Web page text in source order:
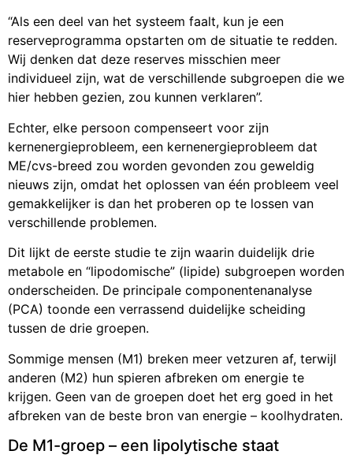
“Als een deel van het systeem faalt, kun je een
reserveprogramma opstarten om de situatie te redden.
Wij denken dat deze reserves misschien meer
individueel zijn, wat de verschillende subgroepen die we
hier hebben gezien, zou kunnen verklaren”.
Echter, elke persoon compenseert voor zijn
kernenergieprobleem, een kernenergieprobleem dat
ME/cvs-breed zou worden gevonden zou geweldig
nieuws zijn, omdat het oplossen van één probleem veel
gemakkelijker is dan het proberen op te lossen van
verschillende problemen.
Dit lijkt de eerste studie te zijn waarin duidelijk drie
metabole en “lipodomische” (lipide) subgroepen worden
onderscheiden. De principale componentenanalyse
(PCA) toonde een verrassend duidelijke scheiding
tussen de drie groepen.
Sommige mensen (M1) breken meer vetzuren af, terwijl
anderen (M2) hun spieren afbreken om energie te
krijgen. Geen van de groepen doet het erg goed in het
afbreken van de beste bron van energie – koolhydraten.
De M1-groep – een lipolytische staat